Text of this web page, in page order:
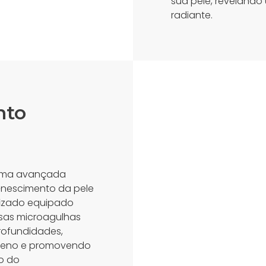
radiante.
avançada
da pele
equipado
microagulhas
e promovendo
do